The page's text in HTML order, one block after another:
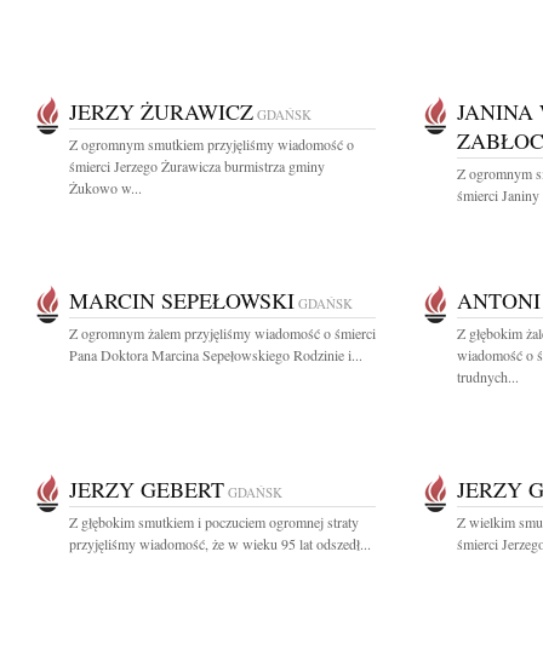
JERZY ŻURAWICZ GDAŃSK
Z ogromnym smutkiem przyjęliśmy wiadomość o
śmierci Jerzego Żurawicza burmistrza gminy
Żukowo w...
JANINA
Z ogromnym
śmierci
MARCIN SEPEŁOWSKI GDAŃSK
Z ogromnym żalem przyjęliśmy wiadomość o śmierci
Pana Doktora Marcina Sepełowskiego Rodzinie i...
Z głębokim
wiadomość o
trudnych...
JERZY GEBERT GDAŃSK
Z głębokim smutkiem i poczuciem ogromnej straty
przyjęliśmy wiadomość, że w wieku 95 lat odszedł...
JERZY
Z wielkim
śmierci